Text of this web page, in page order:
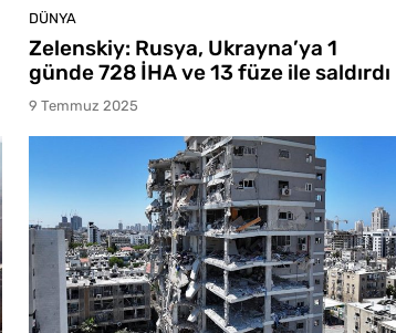
DÜNYA
Zelenskiy: Rusya, Ukrayna’ya 1
günde 728 İHA ve 13 füze ile saldırdı
9 Temmuz 2025